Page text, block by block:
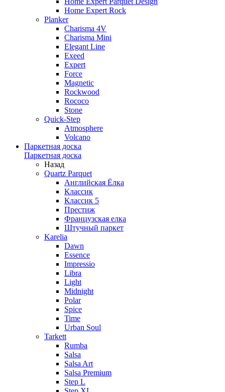
Home Expert Rock
Planker
Charisma 4V
Charisma Mini
Elegant Line
Exeed
Expert
Force
Magnetic
Rockwood
Rococo
Stone
Quick-Step
Atmosphere
Volcano
Паркетная доска
Паркетная доска
Назад
Quartz Parquet
Английская Ёлка
Классик
Классик 5
Престиж
Французская елка
Штучный паркет
Karelia
Dawn
Essence
Impressio
Libra
Light
Midnight
Polar
Spice
Time
Urban Soul
Tarkett
Rumba
Salsa
Salsa Art
Salsa Premium
Step L